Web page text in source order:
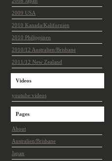
2009 USA
2010 Kanada/Kalifornien
2010 Philippinen
2010/12 Australien/Brisbane
2011/12 New Zealand
Videos
youtube videos
Pages
About
Australien/Brisbane
Japan